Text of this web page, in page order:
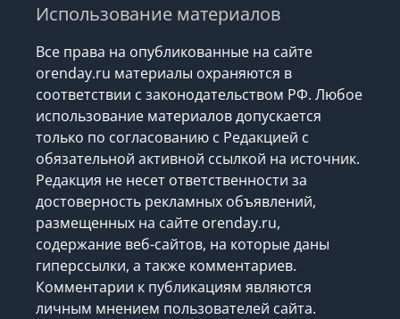
Использование материалов
Все права на опубликованные на сайте
orenday.ru материалы охраняются в
соответствии с законодательством РФ. Любое
использование материалов допускается
только по согласованию с Редакцией с
обязательной активной ссылкой на источник.
Редакция не несет ответственности за
достоверность рекламных объявлений,
размещенных на сайте orenday.ru,
содержание веб-сайтов, на которые даны
гиперссылки, а также комментариев.
Комментарии к публикациям являются
личным мнением пользователей сайта.